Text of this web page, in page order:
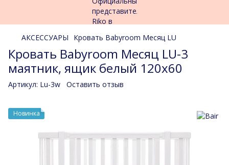
АКСЕССУАРЫ Кровать Babyroom Месяц LU
Кровать Babyroom Месяц LU-3
маятник, ящик белый 120x60
Артикул: Lu-3w Оставить отзыв
Новинка